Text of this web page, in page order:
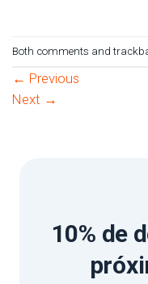
Both comments and
← Previous
Next →
10% de